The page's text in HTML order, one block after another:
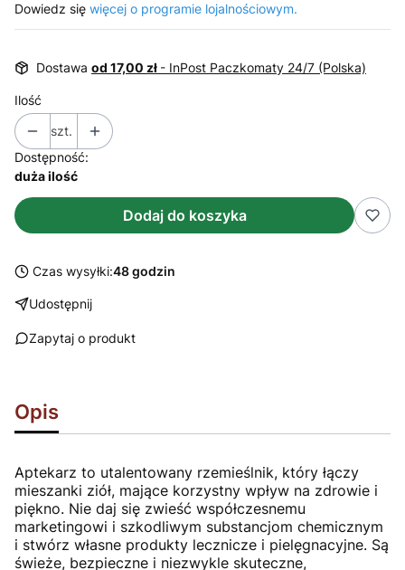
Dowiedz się więcej o programie lojalnościowym.
Dostawa od 17,00 zł - InPost Paczkomaty 24/7 (Polska)
Ilość
szt.
Dostępność:
duża ilość
Dodaj do koszyka
Czas wysyłki:48 godzin
Udostępnij
Zapytaj o produkt
Opis
Aptekarz to utalentowany rzemieślnik, który łączy
mieszanki ziół, mające korzystny wpływ na zdrowie i
piękno. Nie daj się zwieść współczesnemu
marketingowi i szkodliwym substancjom chemicznym
i stwórz własne produkty lecznicze i pielęgnacyjne. Są
świeże, bezpieczne i niezwykle skuteczne,